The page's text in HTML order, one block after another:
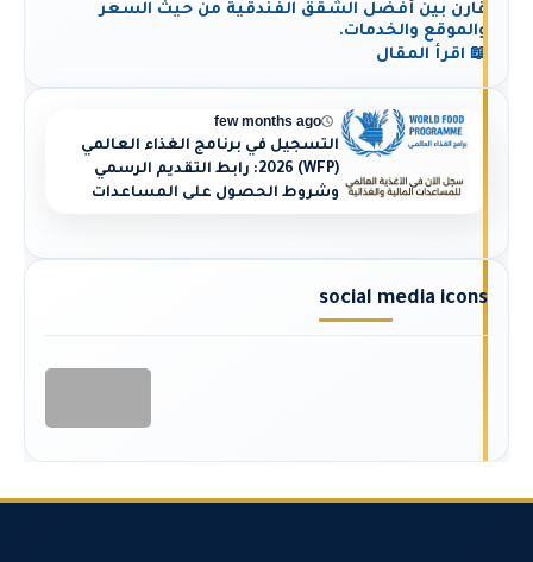
قارن بين أفضل الشقق الفندقية من حيث السعر
والموقع والخدمات.
📖 اقرأ المقال
few months ago
التسجيل في برنامج الغذاء العالمي
(WFP) 2026: رابط التقديم الرسمي
وشروط الحصول على المساعدات
social media icons